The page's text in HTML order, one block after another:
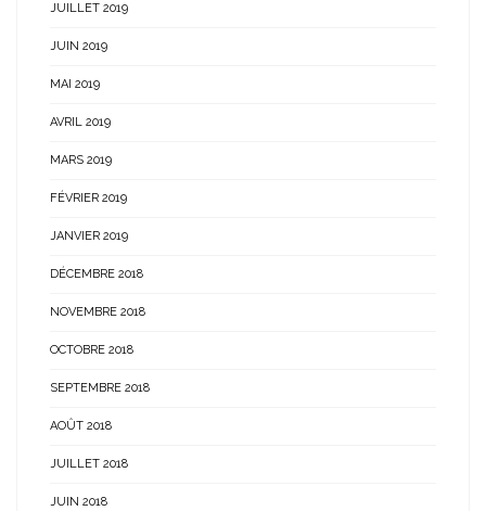
JUILLET 2019
JUIN 2019
MAI 2019
AVRIL 2019
MARS 2019
FÉVRIER 2019
JANVIER 2019
DÉCEMBRE 2018
NOVEMBRE 2018
OCTOBRE 2018
SEPTEMBRE 2018
AOÛT 2018
JUILLET 2018
JUIN 2018